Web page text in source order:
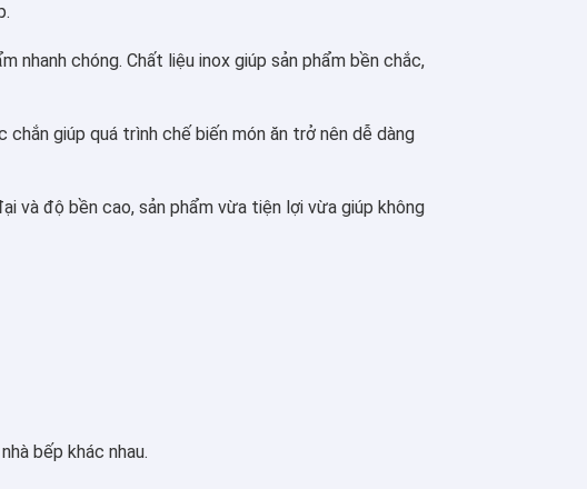
chóng. Chất liệu inox giúp sản phẩm bền chắc,
giúp quá trình chế biến món ăn trở nên dễ dàng
và độ bền cao, sản phẩm vừa tiện lợi vừa giúp không
bếp khác nhau.